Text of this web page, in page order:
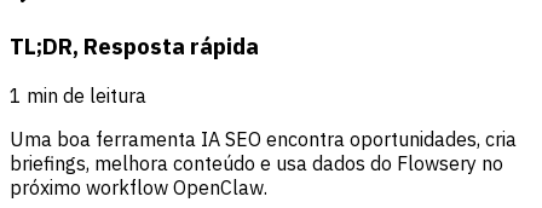
TL;DR, Resposta rápida
1 min de leitura
Uma boa ferramenta IA SEO encontra oportunidades, cria
briefings, melhora conteúdo e usa dados do Flowsery no
próximo workflow OpenClaw.